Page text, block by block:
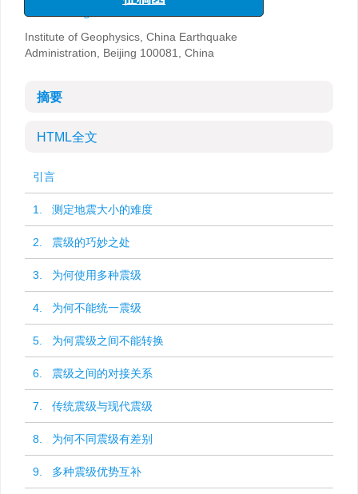
Liu Ruifeng
Institute of Geophysics, China Earthquake
Administration, Beijing 100081, China
摘要
HTML全文
引言
1. 测定地震大小的难度
2. 震级的巧妙之处
3. 为何使用多种震级
4. 为何不能统一震级
5. 为何震级之间不能转换
6. 震级之间的对接关系
7. 传统震级与现代震级
8. 为何不同震级有差别
9. 多种震级优势互补